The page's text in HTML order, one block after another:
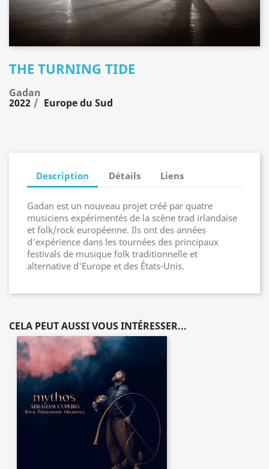
THE TURNING TIDE
Gadan
2022 Europe du Sud
Description Détails Liens
Gadan est un nouveau projet créé par quatre
musiciens expérimentés de la scène trad irlandaise
et folk/rock européenne. Ils ont des années
d'expérience dans les tournées des principaux
festivals de musique folk traditionnelle et
alternative d'Europe et des États-Unis.
CELA PEUT AUSSI VOUS INTÉRESSER...